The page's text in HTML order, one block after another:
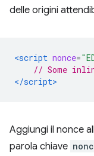
delle origini
<script nonce=
// Some
</script>
Aggiungi il nonce
parola chiave